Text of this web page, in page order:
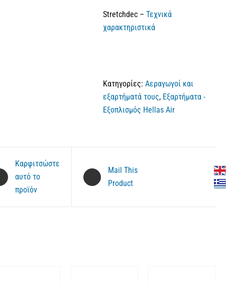
Stretchdec –Τεχνικά
χαρακτηριστικά
Κατηγορίες:Αεραγωγοί και
εξαρτήματά τους, Εξαρτήματα -
Εξοπλισμός Hellas Air
Καρφιτσώστε
αυτό το
προϊόν
Mail This
Product